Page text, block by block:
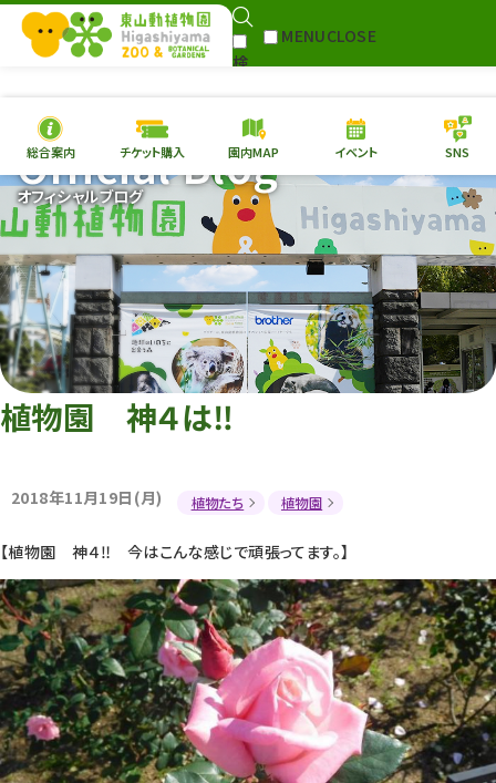
検
MENUCLOSE
本日の開園情報 チケ
園内MAP イベント
総合案内
動物園 植物園
再生プラン
東山動植物園
への支援
総合案内 チケット購入 園内MAP イベント SNS
オフィシャルブログ
Official Blog
植物園 神４は‼
2018年11月19日(月) 植物たち 植物園
【植物園 神４‼ 今はこんな感じで頑張ってます。】